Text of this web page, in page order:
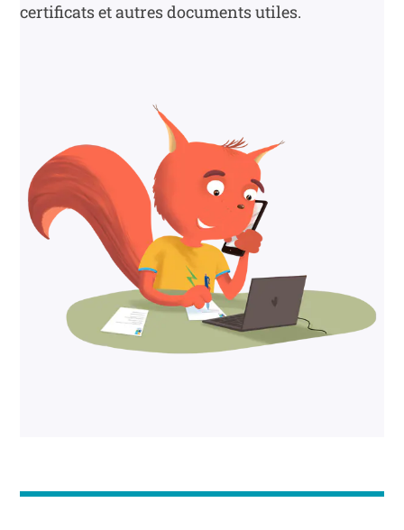
certificats et autres documents utiles.